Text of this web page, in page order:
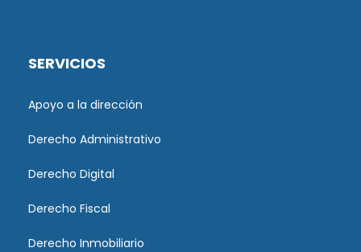
SERVICIOS
Apoyo a la dirección
Derecho Administrativo
Derecho Digital
Derecho Fiscal
Derecho Inmobiliario